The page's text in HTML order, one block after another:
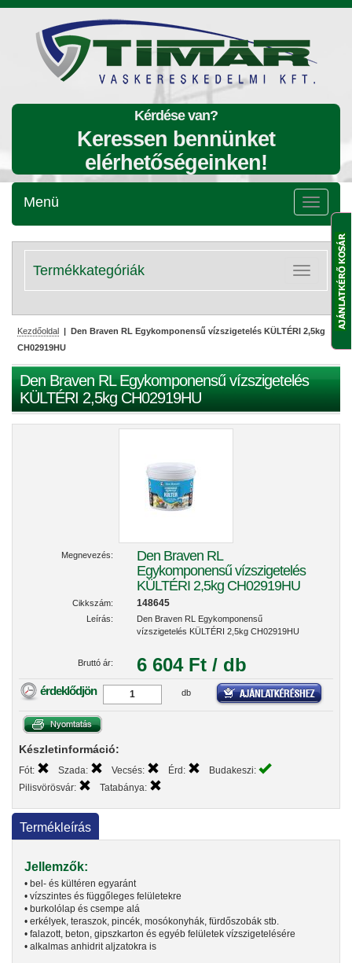
Kérdése van?
Keressen bennünket
elérhetőségeinken!
Menü
Menü
Kategóriák
lenyitása
Termékkategóriák
Kezdőoldal | Den Braven RL Egykomponensű vízszigetelés KÜLTÉRI 2,5kg
CH02919HU
Den Braven RL Egykomponensű vízszigetelés
KÜLTÉRI 2,5kg CH02919HU
Megnevezés:
Den Braven RL
Egykomponensű vízszigetelés
KÜLTÉRI 2,5kg CH02919HU
Cikkszám: 148645
Leírás:
Den Braven RL Egykomponensű
vízszigetelés KÜLTÉRI 2,5kg CH02919HU
Bruttó ár: 6 604 Ft / db
érdeklődjön db
Készletinformáció:
Fót: Szada: Vecsés: Érd:
Budakeszi:
Pilisvörösvár:
Tatabánya:
Termékleírás
Jellemzők:
• bel- és kültéren egyaránt
• vízszintes és függőleges felületekre
• burkolólap és csempe alá
• erkélyek, teraszok, pincék, mosókonyhák, fürdőszobák stb.
• falazott, beton, gipszkarton és egyéb felületek vízszigetelésére
• alkalmas anhidrit aljzatokra is